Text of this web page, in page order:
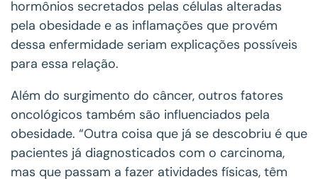
hormônios secretados pelas células alteradas
pela obesidade e as inflamações que provém
dessa enfermidade seriam explicações possíveis
para essa relação.
Além do surgimento do câncer, outros fatores
oncológicos também são influenciados pela
obesidade. “Outra coisa que já se descobriu é que
pacientes já diagnosticados com o carcinoma,
mas que passam a fazer atividades físicas, têm